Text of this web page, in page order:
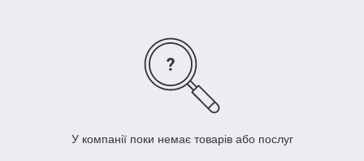
У компанії поки немає товарів або послуг